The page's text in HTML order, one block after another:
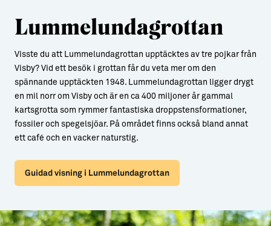
Lummelundagrottan
Visste du att Lummelundagrottan upptäcktes av tre pojkar från
Visby? Vid ett besök i grottan får du veta mer om den
spännande upptäckten 1948. Lummelundagrottan ligger drygt
en mil norr om Visby och är en ca 400 miljoner år gammal
kartsgrotta som rymmer fantastiska droppstensformationer,
fossiler och spegelsjöar. På området finns också bland annat
ett café och en vacker naturstig.
Guidad visning i Lummelundagrottan